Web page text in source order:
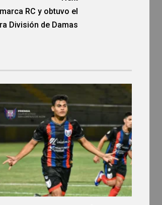
RC y obtuvo el
División de Damas